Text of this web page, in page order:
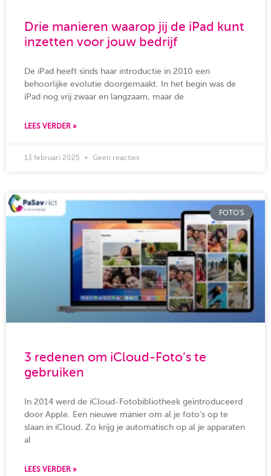
Drie manieren waarop jij de iPad kunt
inzetten voor jouw bedrijf
De iPad heeft sinds haar introductie in 2010 een
behoorlijke evolutie doorgemaakt. In het begin was de
iPad nog vrij zwaar en langzaam, maar de
LEES VERDER »
13 februari 2025 Geen reacties
FOTO'S
3 redenen om iCloud-Foto’s te
gebruiken
In 2014 werd de iCloud-Fotobibliotheek geïntroduceerd
door Apple. Een nieuwe manier om al je foto’s op te
slaan in iCloud. Zo krijg je automatisch op al je apparaten
al
LEES VERDER »